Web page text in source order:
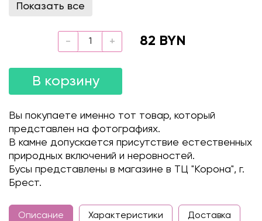
Показать все
82 BYN
В корзину
Вы покупаете именно тот товар, который
представлен на фотографиях.
В камне допускается присутствие естественных
природных включений и неровностей.
Бусы представлены в магазине в ТЦ "Корона", г.
Брест.
Описание Характеристики Доставка